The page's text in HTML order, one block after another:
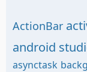
ActionBar
android
asynctask